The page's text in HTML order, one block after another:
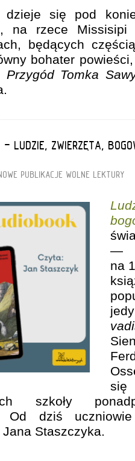
dzieje się pod
na rzece
będących
bohater
Przygód Tomka
- LUDZIE, ZWIERZĘTA,
PUBLIKACJE WOLNE LEKTURY
—
na
szkoły
Od dziś
Staszczyka.